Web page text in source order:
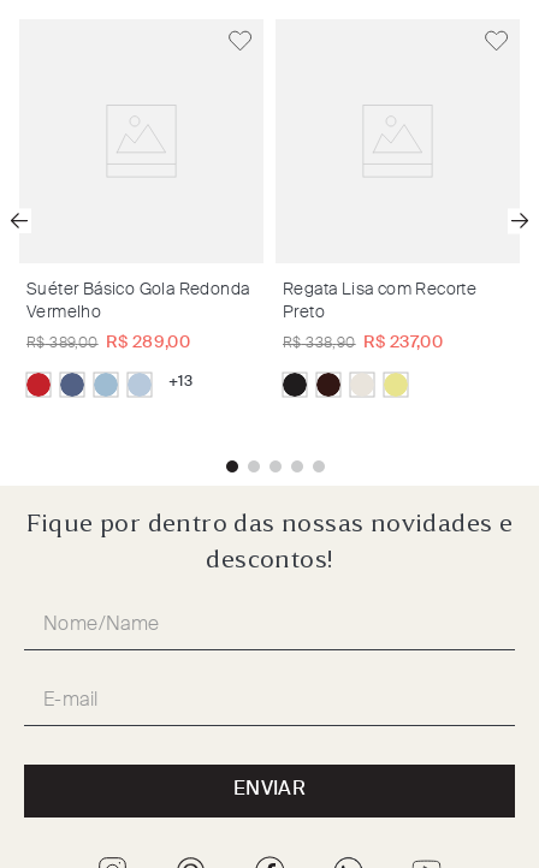
Suéter Básico Gola Redonda
Vermelho
R$ 389,00 R$ 289,00
+13
Regata Lisa com Recorte
Preto
R$ 338,90 R$ 237,00
Fique por dentro das nossas novidades e
descontos!
ENVIAR